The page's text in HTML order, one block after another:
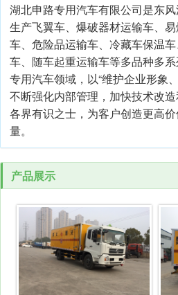
湖北申路专用汽车有限公司是东
生产飞翼车、爆破器材运输车、
车、危险品运输车、冷藏车保温
车、随车起重运输车等多品种多
专用汽车领域，以“维护企业形象
不断强化内部管理，加快技术改
各界有识之士，为客户创造更高
量。
产品展示